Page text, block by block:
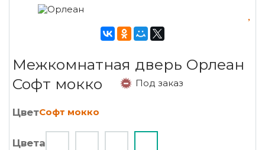
Межкомнатная дверь Орлеан
Софт мокко
Под заказ
ЦветСофт мокко
Цвета